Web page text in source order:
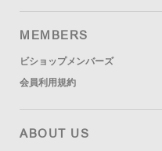
MEMBERS
ビショップメンバーズ
会員利用規約
ABOUT US